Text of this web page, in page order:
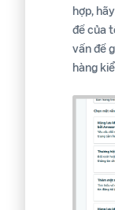
hợp,
đề của
vấn đề
hàng